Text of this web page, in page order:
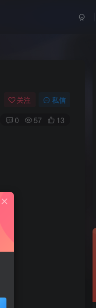
关注 私信
0 57 13